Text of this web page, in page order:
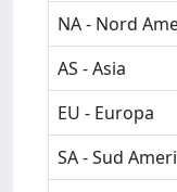
NA - Nord
AS - Asia
EU - Europa
SA - Sud